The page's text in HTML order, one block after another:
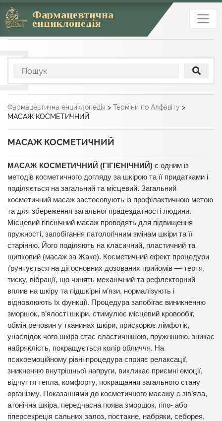
Фармацевтична
енциклопедія
Фармацевтична енциклопедія > Терміни по Алфавіту >
МАСАЖ КОСМЕТИЧНИЙ
МАСАЖ КОСМЕТИЧНИЙ
МАСАЖ КОСМЕТИЧНИЙ (ГІГІЄНІЧНИЙ) є одним із
методів косметичного догляду за шкірою та її придатками і
поділяється на загальний та місцевий. Загальний
косметичний масаж застосовують із профілактичною метою
та для збереження загальної працездатності людини.
Місцевий гігієнічний масаж проводять для підвищення
пружності, запобігання патологічним змінам шкіри та її
старінню. Його поділяють на класичний, пластичний та
щипковий (масаж за Жаке). Косметичний ефект процедури
ґрунтується на дії основних дозованих прийомів — тертя,
тиску, вібрації, що чинять механічний та рефлекторний
вплив на шкіру та підшкірні м’язи, нормалізують і
відновлюють їх функції. Процедура запобігає виникненню
зморшок, в’ялості шкіри, стимулює місцевий кровообіг,
обмін речовин у тканинах шкіри, прискорює лімфотік,
унаслідок чого шкіра стає еластичнішою, пружнішою, зникає
набряклість, покращується колір обличчя. На
психоемоційному рівні процедура сприяє релаксації,
зникненню внутрішньої напруги, викликає приємні емоції,
відчуття тепла, комфорту, покращання загального стану
організму. Показаннями до косметичного масажу є зів’яла,
атонічна шкіра, передчасна поява зморшок, гіпо- або
гіперсекреція сальних залоз, постакне, набряки, себорея,